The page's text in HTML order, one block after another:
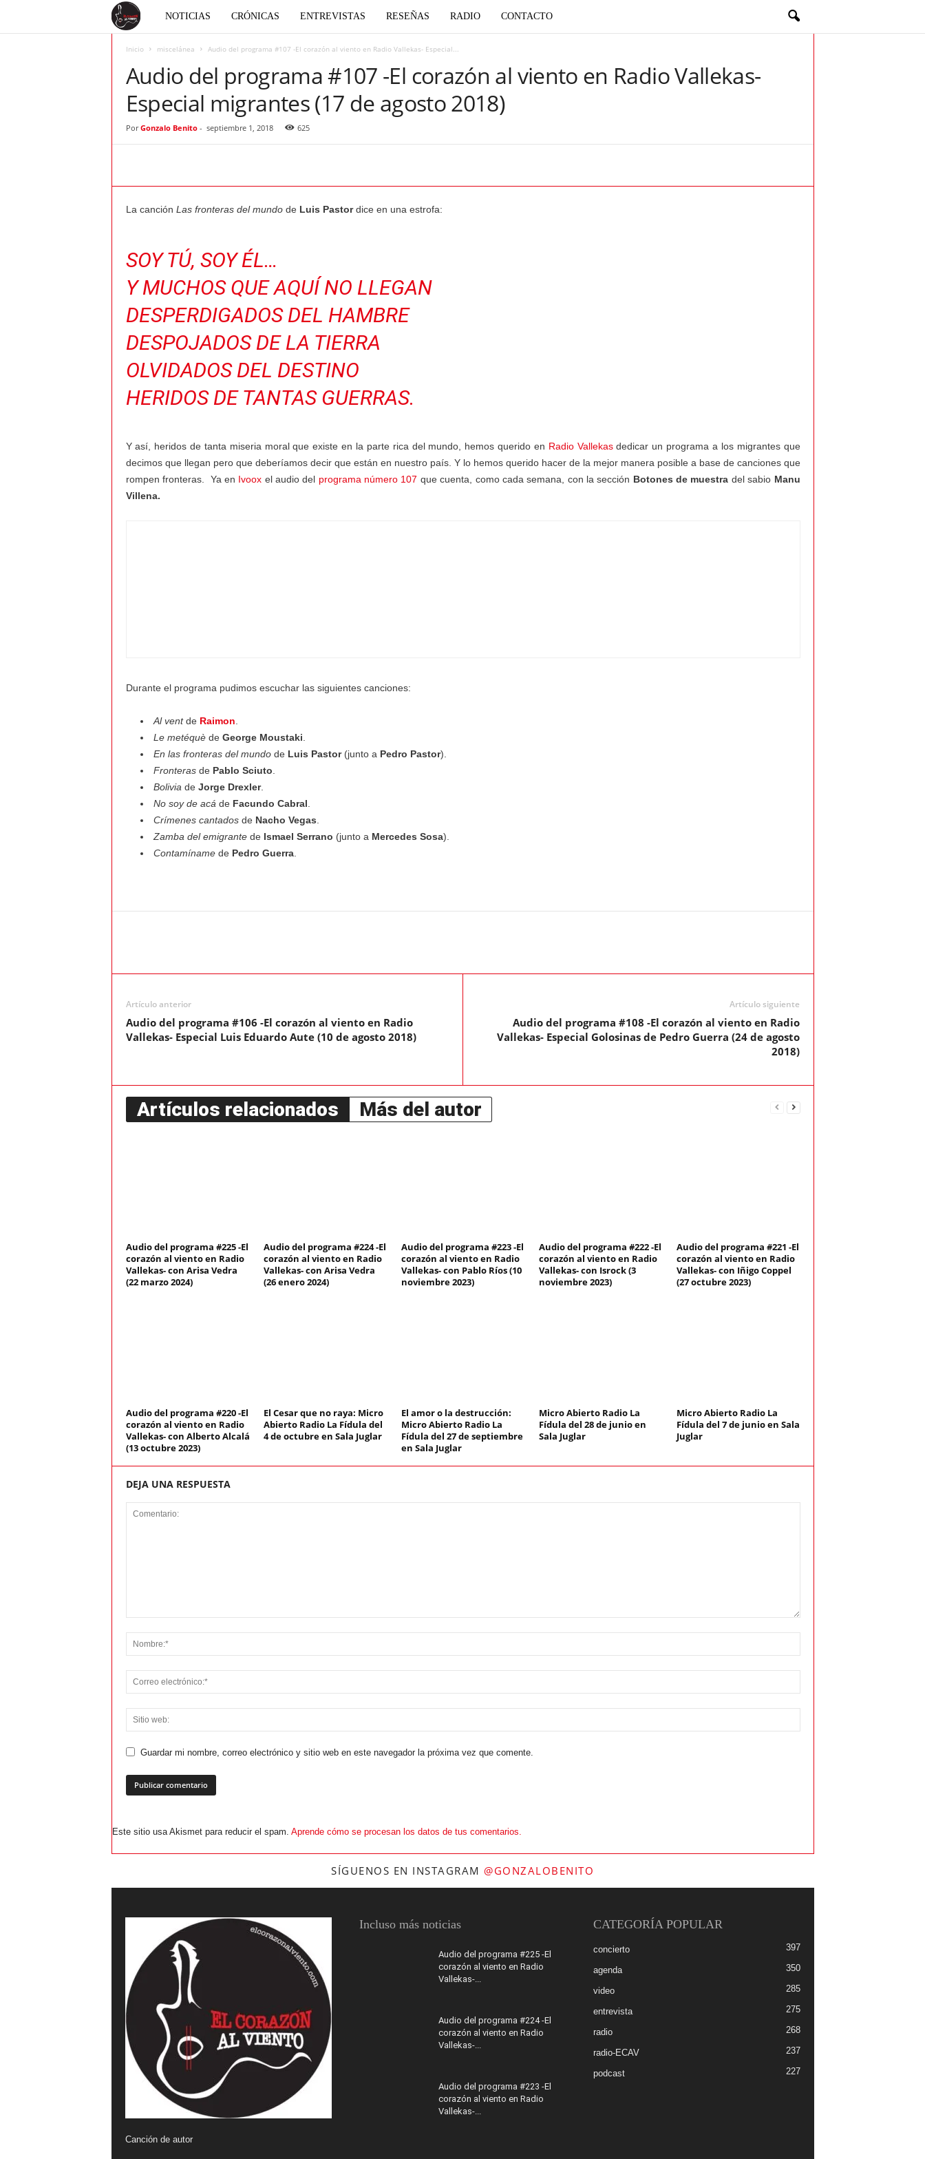
c
o
r
z
n
a
l
v
e
n
NOTICIAS CRÓNICAS ENTREVISTAS RESEÑAS RADIO CONTACTO
Inicio miscelánea Audio del programa #107 -El corazón al viento en Radio Vallekas- Especial...
Audio del programa #107 -El corazón al viento en Radio Vallekas-
Especial migrantes (17 de agosto 2018)
Por Gonzalo Benito- septiembre 1, 2018 625
La canción Las fronteras del mundode Luis Pastordice en una estrofa:
SOY TÚ, SOY ÉL…
Y MUCHOS QUE AQUÍ NO LLEGAN
DESPERDIGADOS DEL HAMBRE
DESPOJADOS DE LA TIERRA
OLVIDADOS DEL DESTINO
HERIDOS DE TANTAS GUERRAS.
Y así, heridos de tanta miseria moral que existe en la parte rica del mundo, hemos querido en Radio Vallekasdedicar un programa a los migrantes que
decimos que llegan pero que deberíamos decir que están en nuestro país. Y lo hemos querido hacer de la mejor manera posible a base de canciones que
rompen fronteras. Ya en Ivoox el audio del programa número 107 que cuenta, como cada semana, con la sección Botones de muestra del sabio Manu
Villena.
Durante el programa pudimos escuchar las siguientes canciones:
Al ventde Raimon
Le metéquède George Moustaki
En las fronteras del mundode Luis Pastor(junto a Pedro Pastor).
Fronterasde Pablo Sciuto
Bolivia de Jorge Drexler.
No soy de acá de Facundo Cabral
Crímenes cantadosde Nacho Vegas
Zamba del emigrantede Ismael Serrano (junto a Mercedes Sosa).
Contamínamede Pedro Guerra.
Artículo anterior
Audio del programa #106 -El corazón al viento en Radio
Vallekas- Especial Luis Eduardo Aute (10 de agosto 2018)
Artículo siguiente
Audio del programa #108 -El corazón al viento en Radio
Vallekas- Especial Golosinas de Pedro Guerra (24 de agosto
2018)
Artículos relacionados Más del autor
Audio del programa #225 -El
corazón al viento en Radio
Vallekas- con Arisa Vedra
(22 marzo 2024)
Audio del programa #224 -El
corazón al viento en Radio
Vallekas- con Arisa Vedra
(26 enero 2024)
Audio del programa #223 -El
corazón al viento en Radio
Vallekas- con Pablo Ríos (10
noviembre 2023)
Audio del programa #222 -El
corazón al viento en Radio
Vallekas- con Isrock (3
noviembre 2023)
Audio del programa #221 -El
corazón al viento en Radio
Vallekas- con Iñigo Coppel
(27 octubre 2023)
Audio del programa #220 -El
corazón al viento en Radio
Vallekas- con Alberto Alcalá
(13 octubre 2023)
El Cesar que no raya: Micro
Abierto Radio La Fídula del
4 de octubre en Sala Juglar
El amor o la destrucción:
Micro Abierto Radio La
Fídula del 27 de septiembre
en Sala Juglar
Micro Abierto Radio La
Fídula del 28 de junio en
Sala Juglar
Micro Abierto Radio La
Fídula del 7 de junio en Sala
Juglar
DEJA UNA RESPUESTA
Guardar mi nombre, correo electrónico y sitio web en este navegador la próxima vez que comente.
Este sitio usa Akismet para reducir el spam. Aprende cómo se procesan los datos de tus comentarios.
SÍGUENOS EN INSTAGRAM @GONZALOBENITO
Canción de autor
Incluso más noticias
Audio del programa #225 -El
corazón al viento en Radio
Vallekas-...
Audio del programa #224 -El
corazón al viento en Radio
Vallekas-...
Audio del programa #223 -El
corazón al viento en Radio
Vallekas-...
CATEGORÍA POPULAR
concierto 397
agenda 350
video 285
entrevista 275
radio 268
radio-ECAV 237
podcast 227